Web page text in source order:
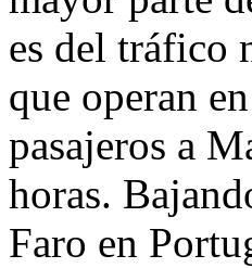
es del tráfico
que operan
pasajeros a
horas.
Faro en